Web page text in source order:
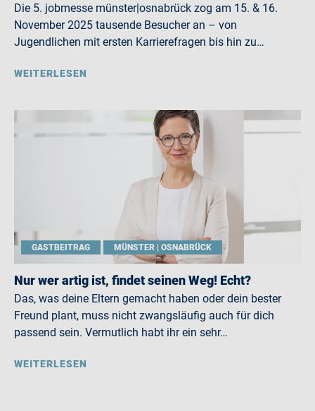
Die 5. jobmesse münster|osnabrück zog am 15. & 16.
November 2025 tausende Besucher an – von
Jugendlichen mit ersten Karrierefragen bis hin zu…
WEITERLESEN
GASTBEITRAG MÜNSTER | OSNABRÜCK
Nur wer artig ist, findet seinen Weg! Echt?
Das, was deine Eltern gemacht haben oder dein bester
Freund plant, muss nicht zwangsläufig auch für dich
passend sein. Vermutlich habt ihr ein sehr…
WEITERLESEN